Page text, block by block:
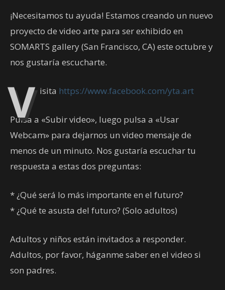
¡Necesitamos tu ayuda! Estamos creando un nuevo
proyecto de video arte para ser exhibido en
SOMARTS gallery (San Francisco, CA) este octubre y
nos gustaría escucharte.
V isita https://www.facebook.com/yta.art
Pulsa a «Subir video», luego pulsa a «Usar
Webcam» para dejarnos un video mensaje de
menos de un minuto. Nos gustaría escuchar tu
respuesta a estas dos preguntas:
* ¿Qué será lo más importante en el futuro?
* ¿Qué te asusta del futuro? (Solo adultos)
Adultos y niños están invitados a responder.
Adultos, por favor, háganme saber en el video si
son padres.